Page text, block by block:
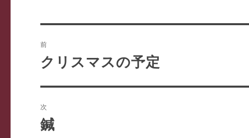
稿
ゲ
前
前
投
稿:
クリスマスの予定
次
次
鍼